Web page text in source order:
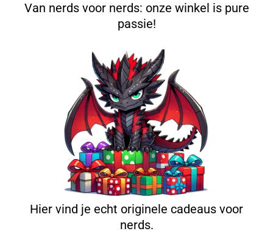
Van nerds voor nerds: onze winkel is pure
passie!
Hier vind je echt originele cadeaus voor
nerds.